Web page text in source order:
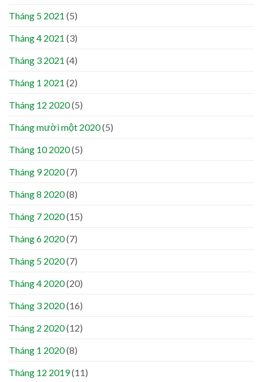
Tháng 5 2021 (5)
Tháng 4 2021 (3)
Tháng 3 2021 (4)
Tháng 1 2021 (2)
Tháng 12 2020(5)
Tháng mười một 2020(5)
Tháng 10 2020(5)
Tháng 9 2020(7)
Tháng 8 2020(8)
Tháng 7 2020(15)
Tháng 6 2020(7)
Tháng 5 2020(7)
Tháng 4 2020(20)
Tháng 3 2020(16)
Tháng 2 2020(12)
Tháng 1 2020(8)
Tháng 12 2019(11)